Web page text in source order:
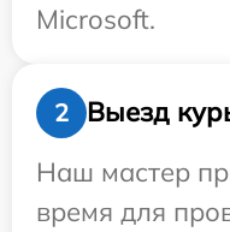
Microsoft.
2
Выезд
Наш мастер
время для